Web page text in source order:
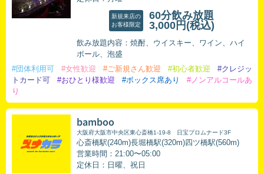
新規来店の
お客様限定
60分飲み放題
3,000円 (税込)
飲み放題内容：焼酎、ウイスキー、ワイン、ハイ
ボール、泡盛
#団体利用可
#女性歓迎 #ご新規さん歓迎 #初心者歓迎
#クレジッ
トカード可
#おひとり様歓迎 #ボックス席あり
#ノンアルコールあ
り
bamboo
大阪府大阪市中央区東心斎橋1-19-8 日宝プロムナード3F
心斎橋駅(240m)長堀橋駅(320m)四ツ橋駅(560m)
営業時間：21:00〜05:00
定休日：日曜、祝日